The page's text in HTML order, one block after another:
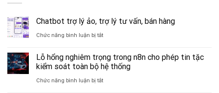
Chatbot trợ lý ảo, trợ lý tư vấn, bán hàng
Chức năng bình luận bị tắtở
trợ
Lỗ hổng nghiêm trọng trong n8n cho phép tin tặc
kiểm soát toàn bộ hệ thống
Chức năng bình luận bị tắtở